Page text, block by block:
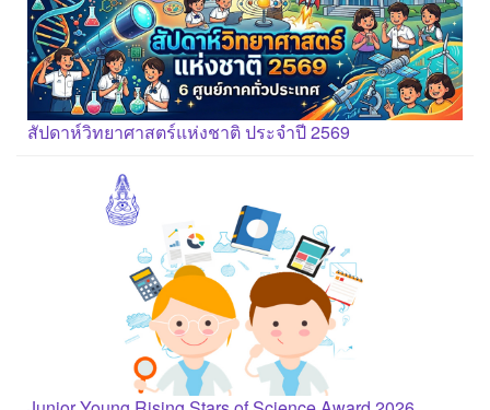
สัปดาห์วิทยาศาสตร์แห่งชาติ ประจำปี 2569